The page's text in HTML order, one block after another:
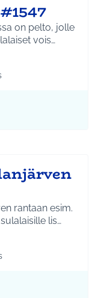
on pelto, jolle
vois…
Hyvinvointi ja
rantaan esim.
lis…
Hyvinvointi ja